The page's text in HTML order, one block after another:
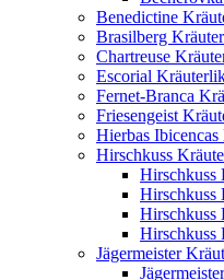
Benedictine
Brasilberg
Chartreuse
Escorial
Fernet-Branca
Friesengeist
Hierbas
Hirschkuss
Hirschkuss
Hirschkuss
Hirschkuss
Hirschkuss
Jägermeister